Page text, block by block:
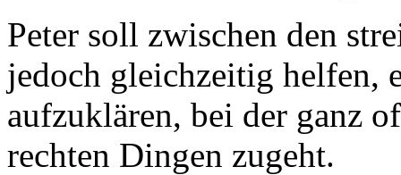
Peter soll zwischen den
jedoch gleichzeitig helfen,
aufzuklären, bei der ganz
rechten Dingen zugeht.